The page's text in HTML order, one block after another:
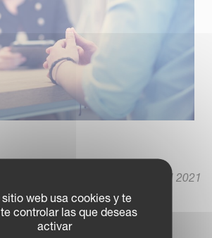
12 April 2021
sitio web usa cookies y te
controlar las que deseas
activar